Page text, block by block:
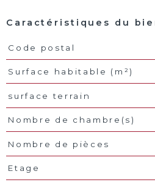
Caractéristiques du
Caractéristiques Valeurs
Code postal
Surface habitable (m²)
surface terrain
Nombre de chambre(s)
Nombre de pièces
Etage